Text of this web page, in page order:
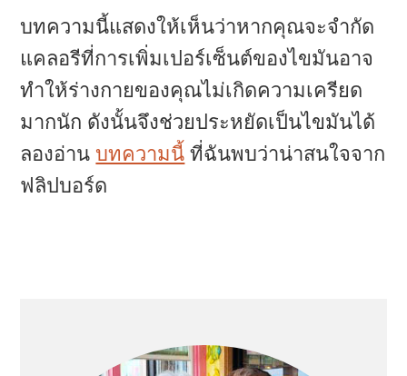
บทความนี้แสดงให้เห็นว่าหากคุณจะจำกัด
แคลอรีที่การเพิ่มเปอร์เซ็นต์ของไขมันอาจ
ทำให้ร่างกายของคุณไม่เกิดความเครียด
มากนัก ดังนั้นจึงช่วยประหยัดเป็นไขมันได้
ลองอ่าน บทความนี้ ที่ฉันพบว่าน่าสนใจจาก
ฟลิปบอร์ด